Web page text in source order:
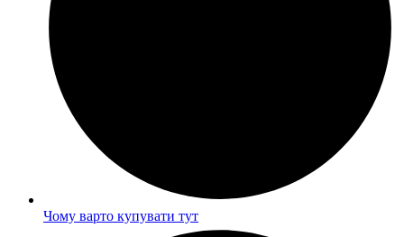
Чому варто купувати тут